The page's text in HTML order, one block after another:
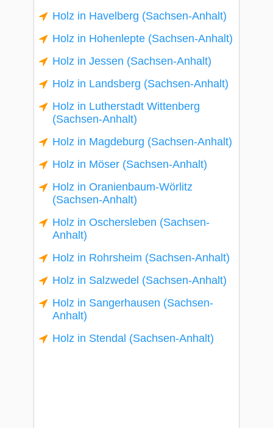
Holz in Havelberg (Sachsen-Anhalt)
Holz in Hohenlepte (Sachsen-Anhalt)
Holz in Jessen (Sachsen-Anhalt)
Holz in Landsberg (Sachsen-Anhalt)
Holz in Lutherstadt Wittenberg
(Sachsen-Anhalt)
Holz in Magdeburg (Sachsen-Anhalt)
Holz in Möser (Sachsen-Anhalt)
Holz in Oranienbaum-Wörlitz
(Sachsen-Anhalt)
Holz in Oschersleben (Sachsen-
Anhalt)
Holz in Rohrsheim (Sachsen-Anhalt)
Holz in Salzwedel (Sachsen-Anhalt)
Holz in Sangerhausen (Sachsen-
Anhalt)
Holz in Stendal (Sachsen-Anhalt)